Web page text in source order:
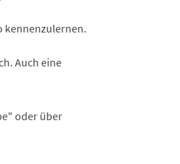
kennenzulernen.
Auch eine
oder über